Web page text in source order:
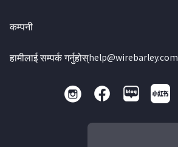
कम्पनी
हामीलाई सम्पर्क गर्नुहोस्help@wirebarley.com